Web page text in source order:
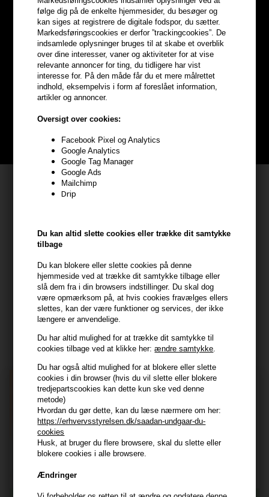
følge dig på de enkelte hjemmesider, du besøger og
kan siges at registrere de digitale fodspor, du sætter.
Markedsføringscookies er derfor ”trackingcookies”. De
indsamlede oplysninger bruges til at skabe et overblik
over dine interesser, vaner og aktiviteter for at vise
relevante annoncer for ting, du tidligere har vist
interesse for. På den måde får du et mere målrettet
indhold, eksempelvis i form af foreslået information,
artikler og annoncer.
Oversigt over cookies:
Facebook Pixel og Analytics
Google Analytics
Google Tag Manager
Google Ads
Mailchimp
Drip
Du kan altid slette cookies eller trække dit samtykke
tilbage
Du kan blokere eller slette cookies på denne
hjemmeside ved at trække dit samtykke tilbage eller
slå dem fra i din browsers indstillinger. Du skal dog
være opmærksom på, at hvis cookies fravælges ellers
slettes, kan der være funktioner og services, der ikke
længere er anvendelige.
Du har altid mulighed for at trække dit samtykke til
cookies tilbage ved at klikke her:ændre samtykke.
Du har også altid mulighed for at blokere eller slette
cookies i din browser (hvis du vil slette eller blokere
tredjepartscookies kan dette kun ske ved denne
metode)
Hvordan du gør dette, kan du læse nærmere om her:
https://erhvervsstyrelsen.dk/saadan-undgaar-du-
cookies
Husk, at bruger du flere browsere, skal du slette eller
blokere cookies i alle browsere.
Ændringer
Optjen5% bonuskroner
hele din ordre
Bliv helt gratis en del af vores kundeklub og optjen rabatter når du
handler
BLIV GRATIS MEDLEM HER
Kundeservice
7800 Skive
CVR: 44874253
kundeservice@hair247.dk
Tlf. 23839799 (hverdage 9-14)
Modtag tilbud mm
Tilmeld dig nyhedsbrev - du kan altid afmelde det igen.
TILMELD
ConsentJeg accepterer vilkår og betingelser.
Husk at vi har